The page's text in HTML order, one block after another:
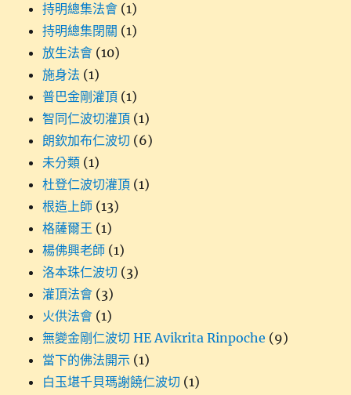
持明總集法會 (1)
持明總集閉關 (1)
放生法會 (10)
施身法 (1)
普巴金剛灌頂 (1)
智同仁波切灌頂 (1)
朗欽加布仁波切 (6)
未分類 (1)
杜登仁波切灌頂 (1)
根造上師 (13)
格薩爾王 (1)
楊佛興老師 (1)
洛本珠仁波切 (3)
灌頂法會 (3)
火供法會 (1)
無變金剛仁波切 HE Avikrita Rinpoche (9)
當下的佛法開示 (1)
白玉堪千貝瑪謝饒仁波切 (1)